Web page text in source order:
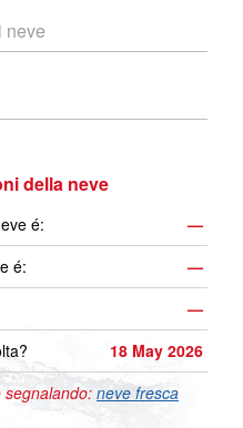
neve
della neve
é:
—
é:
—
—
18 May 2026
neve fresca